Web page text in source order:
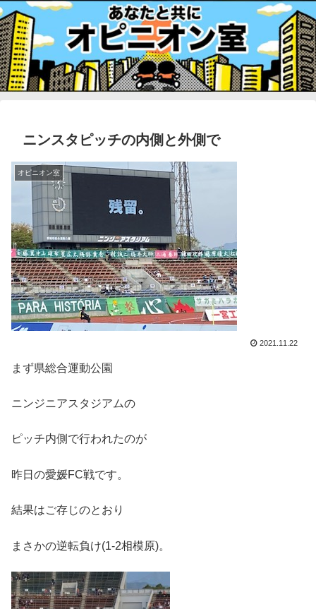
ニンスタピッチの内側と外側で
オピニオン室
2021.11.22
まず県総合運動公園
ニンジニアスタジアムの
ピッチ内側で行われたのが
昨日の愛媛FC戦です。
結果はご存じのとおり
まさかの逆転負け(1-2相模原)。